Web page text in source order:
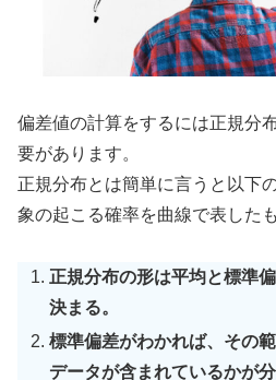
偏差値の計算をするには正規分
要があります。
正規分布とは簡単に言うと以下
象の起こる確率を曲線で表した
正規分布の形は平均と標準
決まる。
標準偏差がわかれば、その
データが含まれているかが